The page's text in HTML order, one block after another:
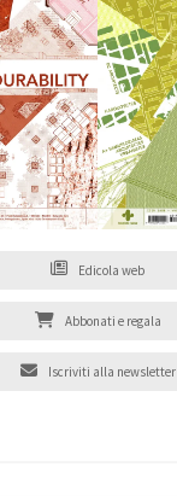
Edicola web
Abbonati e regala
Iscriviti alla newsletter